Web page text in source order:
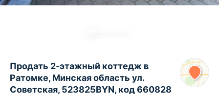
Продать 2-этажный коттедж в
Ратомке, Минская область ул.
Советская, 523825BYN, код 660828